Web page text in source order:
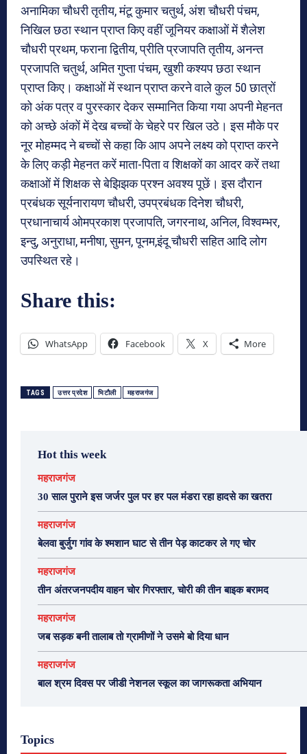
अनामिका चौधरी तृतीय, मंटू कुमार चतुर्थ, अंश चौधरी पंचम,
निखिल छठा स्थान प्राप्त किए वहीं जूनियर कक्षाओं में शैलेश
चौधरी प्रथम, फराना द्वितीय, प्रीति प्रजापति तृतीय, अनन्त
प्रजापति चतुर्थ, अमित गुप्ता पंचम, खुशी कश्यप छठा स्थान
प्राप्त किए। कक्षाओं में स्थान प्राप्त करने वाले कुल 50 छात्रों
को अंक पत्र व पुरस्कार देकर सम्मानित किया गया अपनी मेहनत
को अच्छे अंकों में देख बच्चों के चेहरे पर खिल उठे। इस मौके पर
नूर मोहम्मद ने बच्चों से कहा कि आप अपने लक्ष्य को प्राप्त करने
के लिए कड़ी मेहनत करें माता-पिता व शिक्षकों का आदर करें तथा
कक्षाओं में शिक्षक से बेझिझक प्रश्न अवश्य पूछें। इस दौरान
प्रबंधक सूर्यनारायण चौधरी, उपप्रबंधक दिनेश चौधरी,
प्रधानाचार्य ओमप्रकाश प्रजापति, जगरनाथ, अनिल, विश्वम्भर,
इन्दु, अनुराधा, मनीषा, सुमन, पूनम,इंदू चौधरी सहित आदि लोग
उपस्थित रहे।
Share this:
WhatsApp Facebook X More
TAGS उत्तर प्रदेश भिटौली महराजगंज
Hot this week
महराजगंज
30 साल पुराने इस जर्जर पुल पर हर पल मंडरा रहा हादसे का खतरा
महराजगंज
बेलवा बुर्जुग गांव के श्मशान घाट से तीन पेड़ काटकर ले गए चोर
महराजगंज
तीन अंतरजनपदीय वाहन चोर गिरफ्तार, चोरी की तीन बाइक बरामद
महराजगंज
जब सड़क बनी तालाब तो ग्रामीणों ने उसमे बो दिया धान
महराजगंज
बाल श्रम दिवस पर जीडी नेशनल स्कूल का जागरूकता अभियान
Topics